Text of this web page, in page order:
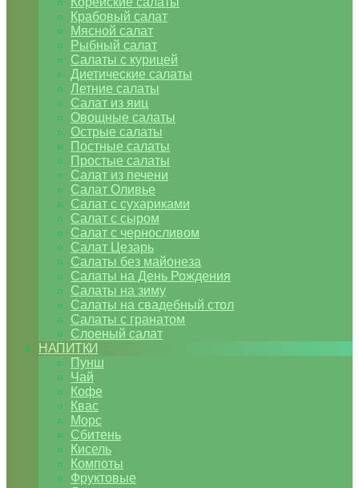
Крабовый салат
Мясной салат
Рыбный салат
Салаты с курицей
Диетические салаты
Летние салаты
Салат из яиц
Овощные салаты
Острые салаты
Постные салаты
Простые салаты
Салат из печени
Салат Оливье
Салат с сухариками
Салат с сыром
Салат с черносливом
Салат Цезарь
Салаты без майонеза
Салаты на День Рождения
Салаты на зиму
Салаты на свадебный стол
Салаты с гранатом
Слоеный салат
НАПИТКИ
Пунш
Чай
Кофе
Квас
Морс
Сбитень
Кисель
Компоты
Фруктовые